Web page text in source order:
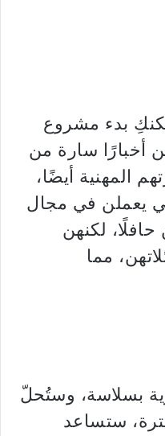
بدء مشروع
أخبارًا سارة من
المهنية أيضًا،
يعملن في مجال
لكنهن
مما
بسلاسة، وستُحلّ
ستساعد